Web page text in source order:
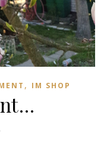
, IM SHOP